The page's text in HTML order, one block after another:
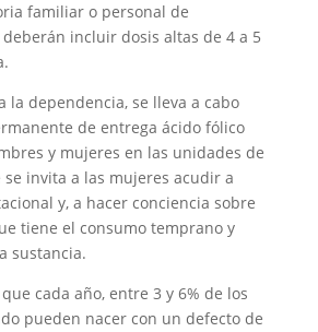
familiar o personal de
incluir dosis altas de 4 a 5
la dependencia, se lleva a cabo
de entrega ácido fólico
y mujeres en las unidades de
invita a las mujeres acudir a
y, a hacer conciencia sobre
tiene el consumo temprano y
sustancia.
cada año, entre 3 y 6% de los
pueden nacer con un defecto de